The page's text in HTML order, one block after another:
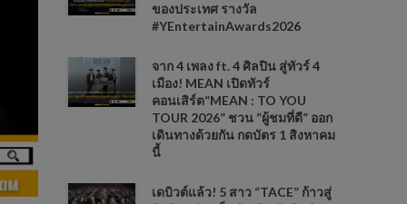
ของประเทศ รางวัล
#YEntertainAwards2026
จาก 4 เพลง ft. 4 ศิลปิน สู่ทัวร์ 4
เมือง! MEAN เปิดทัวร์
คอนเสิร์ต“MEAN : TO YOU
TOUR 2026” ชวน “ผู้ชมที่ดี” ออก
เดินทางด้วยกัน กดบัตร 1 สิงหาคม
นี้
เดบิวต์แล้ว! 5 สาว “TACE” ก้าวสู่